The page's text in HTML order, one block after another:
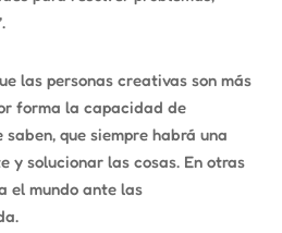
las personas creativas son más
forma la capacidad de
que siempre habrá una
y solucionar las cosas. En otras
el mundo ante las